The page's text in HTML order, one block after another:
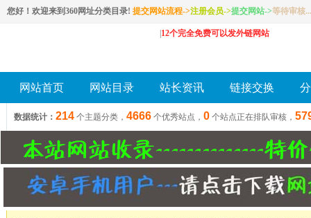
您好！欢迎来到360网址分类目录! 提交网站流程->注册会员->提交网站->等待审核...
12个完全免费可以发外链网站
网站首页 网站目录 站长资讯 链接交换
数据统计： 214 个主题分类， 4666 个优秀站点， 0 个站点正在排队审核，